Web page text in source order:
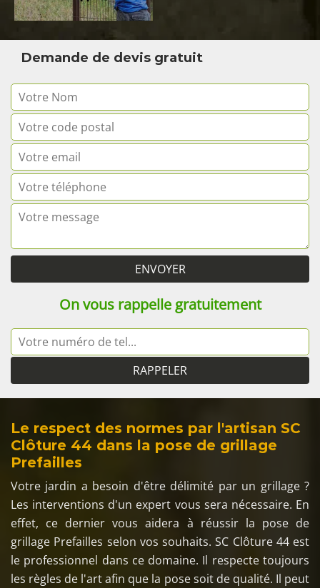
Demande de devis gratuit
On vous rappelle gratuitement
Le respect des normes par l'artisan SC
Clôture 44 dans la pose de grillage
Prefailles
Votre jardin a besoin d'être délimité par un grillage ?
Les interventions d'un expert vous sera nécessaire. En
effet, ce dernier vous aidera à réussir la pose de
grillage Prefailles selon vos souhaits. SC Clôture 44 est
le professionnel dans ce domaine. Il respecte toujours
les règles de l'art afin que la pose soit de qualité. Il peut